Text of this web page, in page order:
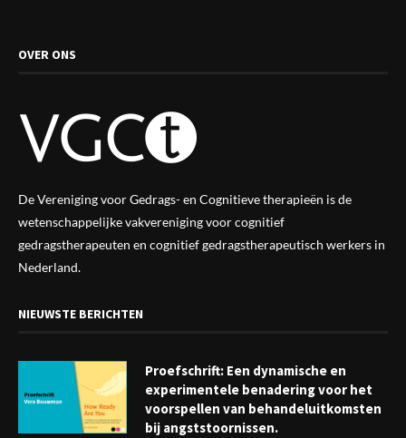
OVER ONS
De Vereniging voor Gedrags- en Cognitieve therapieën is de
wetenschappelijke vakverenigingvoor cognitief
gedragstherapeuten en cognitief gedragstherapeutisch werkers in
Nederland.
NIEUWSTE BERICHTEN
Proefschrift: Een dynamische en
experimentele benadering voor het
voorspellen van behandeluitkomsten
bij angststoornissen.